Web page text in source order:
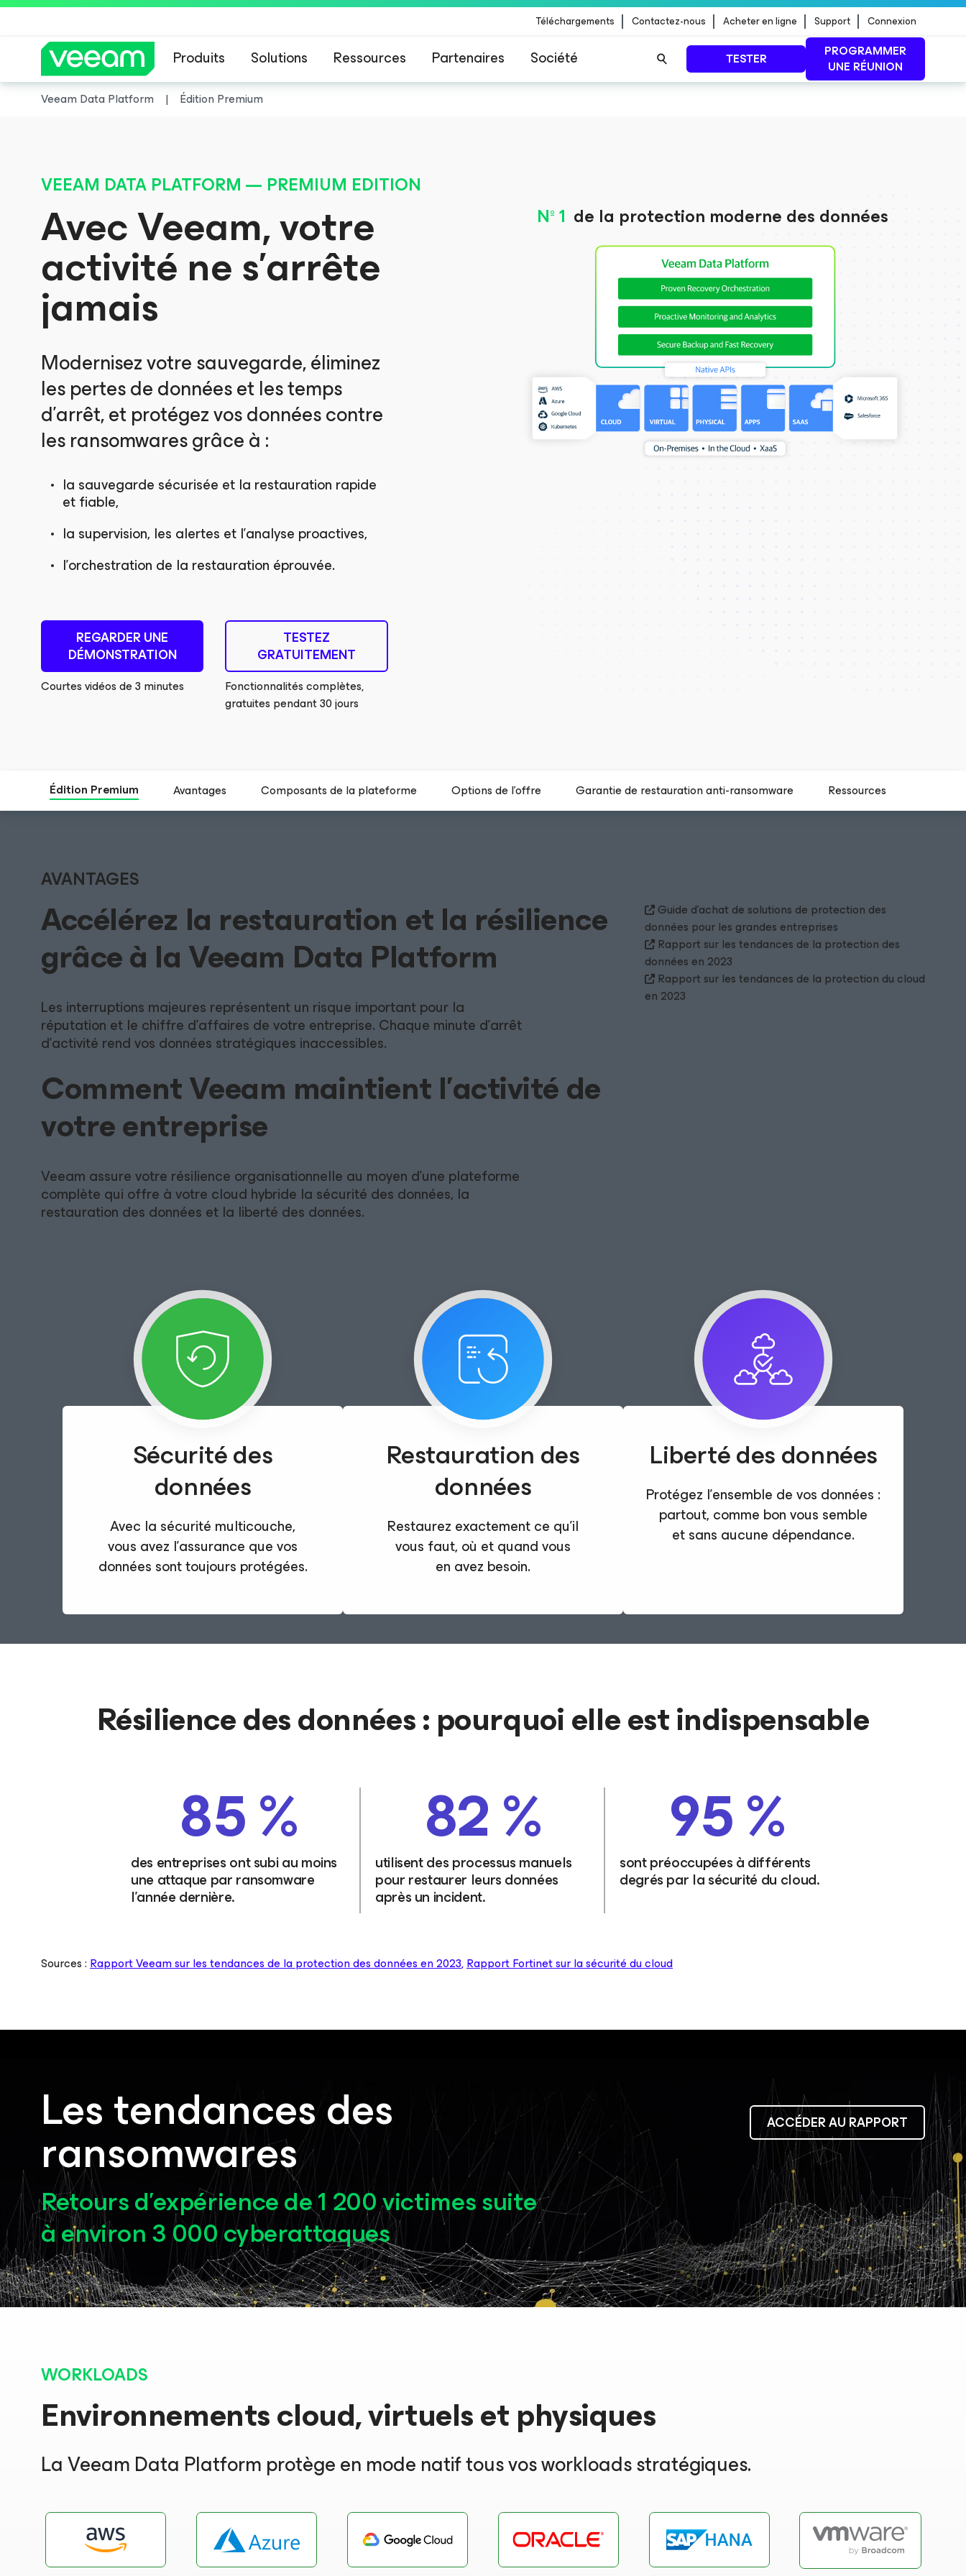
Téléchargements Contactez-nous Acheter en ligne Support Connexion
Produits Solutions Ressources Partenaires Société TESTER
PROGRAMMER
UNE RÉUNION
Veeam Data Platform Édition Premium
VEEAM DATA PLATFORM — PREMIUM EDITION
Avec Veeam, votre
activité ne s’arrête
jamais
Modernisez votre sauvegarde, éliminez
les pertes de données et les temps
d’arrêt, et protégez vos données contre
les ransomwares grâce à :
la sauvegarde sécurisée et la restauration rapide
et fiable,
la supervision, les alertes et l’analyse proactives,
l’orchestration de la restauration éprouvée.
REGARDER UNE
DÉMONSTRATION
Courtes vidéos de 3 minutes
TESTEZ
GRATUITEMENT
Fonctionnalités complètes,
gratuites pendant 30 jours
Nº 1 de la protection moderne des données
Édition Premium Avantages Composants de la plateforme Options de l’offre Garantie de restauration anti-ransomware Ressources
AVANTAGES
Accélérez la restauration et la résilience
grâce à la Veeam Data Platform
Les interruptions majeures représentent un risque important pour la
réputation et le chiffre d’affaires de votre entreprise. Chaque minute d’arrêt
d’activité rend vos données stratégiques inaccessibles.
Comment Veeam maintient l'activité de
votre entreprise
Veeam assure votre résilience organisationnelle au moyen d’une plateforme
complète qui offre à votre cloud hybride la sécurité des données, la
restauration des données et la liberté des données.
Guide d’achat de solutions de protection des
données pour les grandes entreprises
Rapport sur les tendances de la protection des
données en 2023
Rapport sur les tendances de la protection du cloud
en 2023
Sécurité des
données
Avec la sécurité multicouche,
vous avez l’assurance que vos
données sont toujours protégées.
Restauration des
données
Restaurez exactement ce qu’il
vous faut, où et quand vous
en avez besoin.
Liberté des données
Protégez l’ensemble de vos données :
partout, comme bon vous semble
et sans aucune dépendance.
Résilience des données : pourquoi elle est indispensable
85 %
des entreprises ont subi au moins
une attaque par ransomware
l’année dernière.
82 %
utilisent des processus manuels
pour restaurer leurs données
après un incident.
95 %
sont préoccupées à différents
degrés par la sécurité du cloud.
Sources :Rapport Veeam sur les tendances de la protection des données en 2023,Rapport Fortinet sur la sécurité du cloud
Les tendances des
ransomwares
Retours d’expérience de 1 200 victimes suite
à environ 3 000 cyberattaques
ACCÉDER AU RAPPORT
WORKLOADS
Environnements cloud, virtuels et physiques
La Veeam Data Platform protège en mode natif tous vos workloads stratégiques.